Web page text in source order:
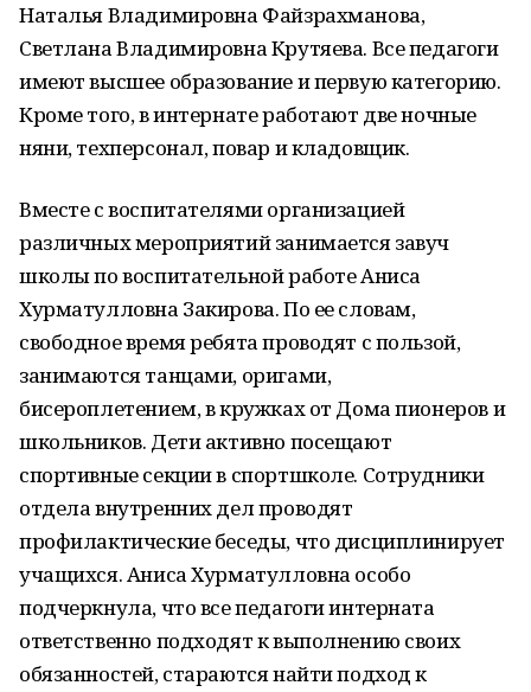
Наталья Владимировна Файзрахманова,
Светлана Владимировна Крутяева. Все педагоги
имеют высшее образование и первую категорию.
Кроме того, в интернате работают две ночные
няни, техперсонал, повар и кладовщик.
Вместе с воспитателями организацией
различных мероприятий занимается завуч
школы по воспитательной работе Аниса
Хурматулловна Закирова. По ее словам,
свободное время ребята проводят с пользой,
занимаются танцами, оригами,
бисероплетением, в кружках от Дома пионеров и
школьников. Дети активно посещают
спортивные секции в спортшколе. Сотрудники
отдела внутренних дел проводят
профилактические беседы, что дисциплинирует
учащихся. Аниса Хурматулловна особо
подчеркнула, что все педагоги интерната
ответственно подходят к выполнению своих
обязанностей, стараются найти подход к